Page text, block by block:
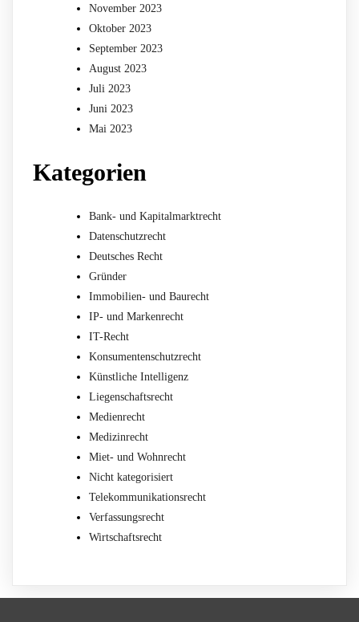
November 2023
Oktober 2023
September 2023
August 2023
Juli 2023
Juni 2023
Mai 2023
Kategorien
Bank- und Kapitalmarktrecht
Datenschutzrecht
Deutsches Recht
Gründer
Immobilien- und Baurecht
IP- und Markenrecht
IT-Recht
Konsumentenschutzrecht
Künstliche Intelligenz
Liegenschaftsrecht
Medienrecht
Medizinrecht
Miet- und Wohnrecht
Nicht kategorisiert
Telekommunikationsrecht
Verfassungsrecht
Wirtschaftsrecht